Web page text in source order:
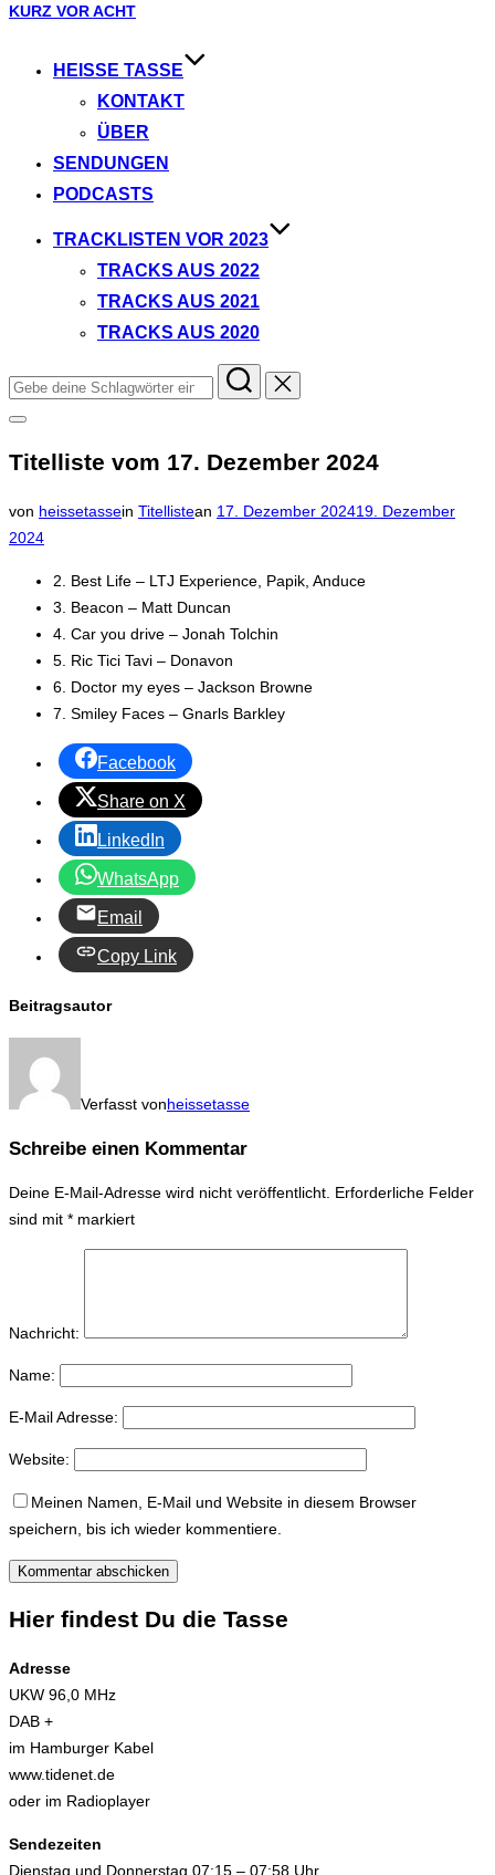
Inhalt
KURZ VOR ACHT
HEISSE TASSE
KONTAKT
ÜBER
SENDUNGEN
PODCASTS
TRACKLISTEN VOR 2023
TRACKS AUS 2022
TRACKS AUS 2021
TRACKS AUS 2020
Suchen
nach:
Seitenleiste
Navigation
Titelliste vom 17. Dezember 2024
von heissetassein Titellistean Veröffentlicht
17. Dezember 202419. Dezember
2024
2. Best Life – LTJ Experience, Papik, Anduce
3. Beacon – Matt Duncan
4. Car you drive – Jonah Tolchin
5. Ric Tici Tavi – Donavon
6. Doctor my eyes – Jackson Browne
7. Smiley Faces – Gnarls Barkley
Facebook
Share on X
LinkedIn
WhatsApp
Email
Copy Link
Beitragsautor
Verfasst vonheissetasse
Schreibe einen Kommentar
Deine E-Mail-Adresse wird nicht veröffentlicht. Erforderliche Felder
sind mit * markiert
Nachricht:
Name:
E-Mail Adresse:
Website:
Meinen Namen, E-Mail und Website in diesem Browser
speichern, bis ich wieder kommentiere.
Hier findest Du die Tasse
Adresse
UKW 96,0 MHz
DAB +
im Hamburger Kabel
www.tidenet.de
oder im Radioplayer
Sendezeiten
Dienstag und Donnerstag 07:15 – 07:58 Uhr